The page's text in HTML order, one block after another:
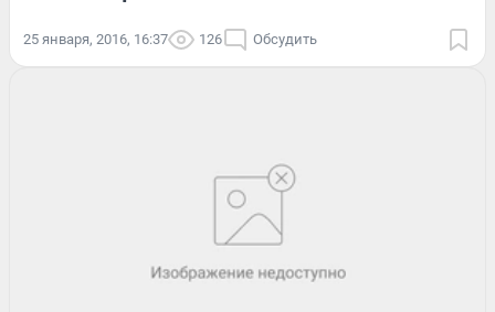
25 января, 2016, 16:37 126 Обсудить